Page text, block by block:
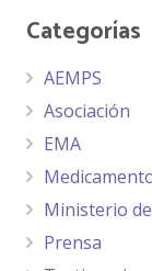
Categorías
AEMPS
Asociación
EMA
Ministerio
Prensa